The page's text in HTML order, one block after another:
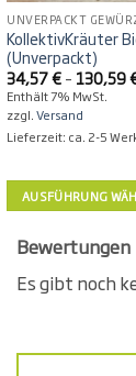
UNVERPACKT
KollektivKräuter
(Unverpackt)
34,57€ – 130,59
Enthält 7% MwSt.
zzgl.Versand
Lieferzeit: ca. 2-5
AUSFÜHRUNG
Produkt
mehrere
Die
Bewertungen
Es gibt noch